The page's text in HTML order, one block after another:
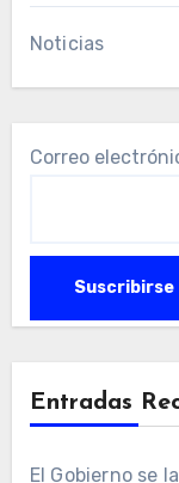
Noticias
Correo
Entradas
El Gobierno se